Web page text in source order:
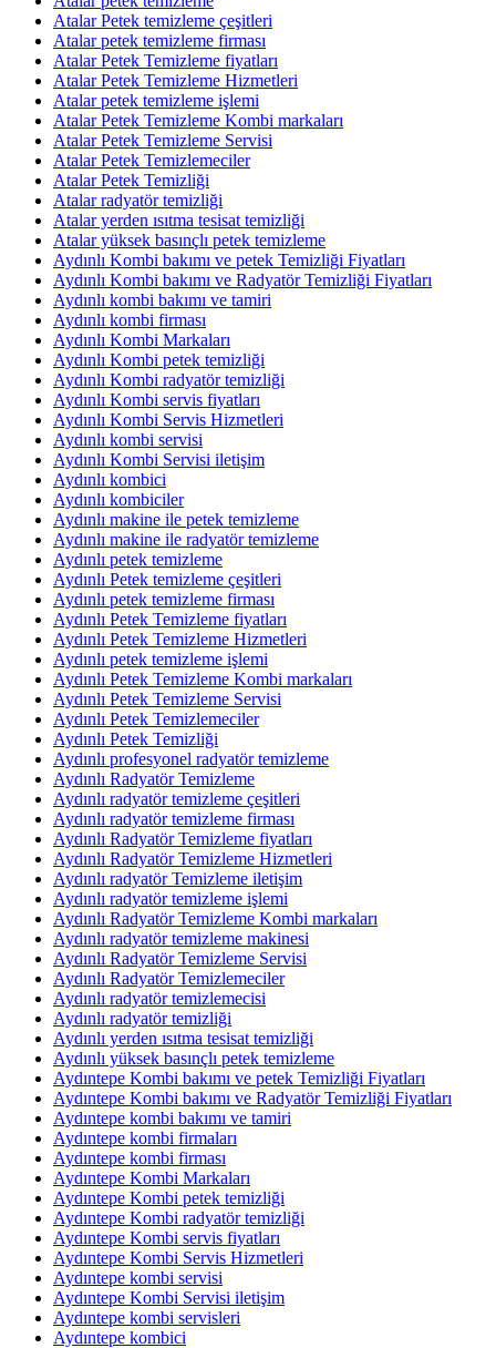
Atalar Petek temizleme çeşitleri
Atalar petek temizleme firması
Atalar Petek Temizleme fiyatları
Atalar Petek Temizleme Hizmetleri
Atalar petek temizleme işlemi
Atalar Petek Temizleme Kombi markaları
Atalar Petek Temizleme Servisi
Atalar Petek Temizlemeciler
Atalar Petek Temizliği
Atalar radyatör temizliği
Atalar yerden ısıtma tesisat temizliği
Atalar yüksek basınçlı petek temizleme
Aydınlı Kombi bakımı ve petek Temizliği Fiyatları
Aydınlı Kombi bakımı ve Radyatör Temizliği Fiyatları
Aydınlı kombi bakımı ve tamiri
Aydınlı kombi firması
Aydınlı Kombi Markaları
Aydınlı Kombi petek temizliği
Aydınlı Kombi radyatör temizliği
Aydınlı Kombi servis fiyatları
Aydınlı Kombi Servis Hizmetleri
Aydınlı kombi servisi
Aydınlı Kombi Servisi iletişim
Aydınlı kombici
Aydınlı kombiciler
Aydınlı makine ile petek temizleme
Aydınlı makine ile radyatör temizleme
Aydınlı petek temizleme
Aydınlı Petek temizleme çeşitleri
Aydınlı petek temizleme firması
Aydınlı Petek Temizleme fiyatları
Aydınlı Petek Temizleme Hizmetleri
Aydınlı petek temizleme işlemi
Aydınlı Petek Temizleme Kombi markaları
Aydınlı Petek Temizleme Servisi
Aydınlı Petek Temizlemeciler
Aydınlı Petek Temizliği
Aydınlı profesyonel radyatör temizleme
Aydınlı Radyatör Temizleme
Aydınlı radyatör temizleme çeşitleri
Aydınlı radyatör temizleme firması
Aydınlı Radyatör Temizleme fiyatları
Aydınlı Radyatör Temizleme Hizmetleri
Aydınlı radyatör Temizleme iletişim
Aydınlı radyatör temizleme işlemi
Aydınlı Radyatör Temizleme Kombi markaları
Aydınlı radyatör temizleme makinesi
Aydınlı Radyatör Temizleme Servisi
Aydınlı Radyatör Temizlemeciler
Aydınlı radyatör temizlemecisi
Aydınlı radyatör temizliği
Aydınlı yerden ısıtma tesisat temizliği
Aydınlı yüksek basınçlı petek temizleme
Aydıntepe Kombi bakımı ve petek Temizliği Fiyatları
Aydıntepe Kombi bakımı ve Radyatör Temizliği Fiyatları
Aydıntepe kombi bakımı ve tamiri
Aydıntepe kombi firmaları
Aydıntepe kombi firması
Aydıntepe Kombi Markaları
Aydıntepe Kombi petek temizliği
Aydıntepe Kombi radyatör temizliği
Aydıntepe Kombi servis fiyatları
Aydıntepe Kombi Servis Hizmetleri
Aydıntepe kombi servisi
Aydıntepe Kombi Servisi iletişim
Aydıntepe kombi servisleri
Aydıntepe kombici